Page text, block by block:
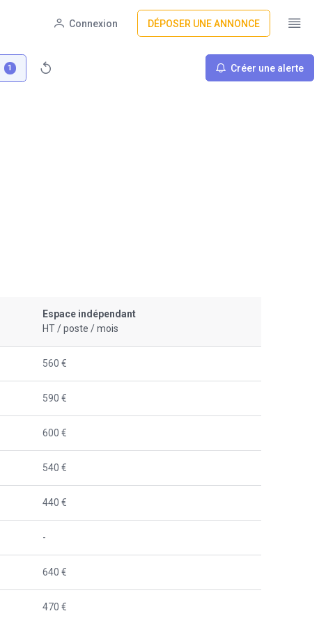
Connexion DÉPOSER UNE ANNONCE
1 Créer une alerte
Espace indépendant
HT / poste / mois
560 €
590 €
600 €
540 €
440 €
-
640 €
470 €